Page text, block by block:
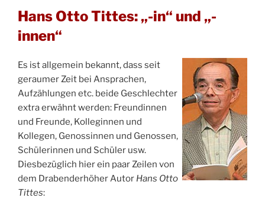
Hans Otto Tittes: „-in“ und „-
innen“
Es ist allgemein bekannt, dass seit
geraumer Zeit bei Ansprachen,
Aufzählungen etc. beide Geschlechter
extra erwähnt werden: Freundinnen
und Freunde, Kolleginnen und
Kollegen, Genossinnen und Genossen,
Schülerinnen und Schüler usw.
Diesbezüglich hier ein paar Zeilen von
dem Drabenderhöher Autor Hans Otto
Tittes: